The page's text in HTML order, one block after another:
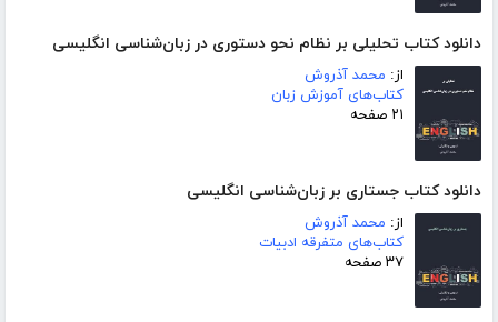
دانلود کتاب تحلیلی بر نظام نحو دستوری در زبان‌شناسی انگلیسی
از: محمد آذروش
کتاب‌های آموزش زبان
۲۱ صفحه
دانلود کتاب جستاری بر زبان‌شناسی انگلیسی
از: محمد آذروش
کتاب‌های متفرقه ادبیات
۳۷ صفحه